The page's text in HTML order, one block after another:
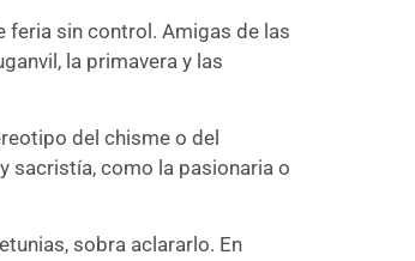
feria sin control. Amigas de las
la primavera y las
del chisme o del
sacristía, como la pasionaria o
sobra aclararlo. En